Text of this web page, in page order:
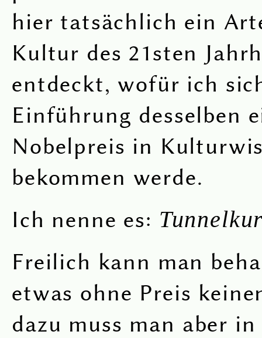
hier tatsächlich ein
Kultur des 21sten
entdeckt, wofür ich
Einführung desselben
Nobelpreis in
bekommen werde.
Ich nenne es:
Freilich kann man
etwas ohne Preis
dazu muss man aber